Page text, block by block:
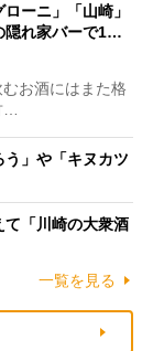
ーニ」「山崎」
隠れ家バーで1…
お酒にはまた格
う」や「キヌカツ
て「川崎の大衆酒
一覧を見る